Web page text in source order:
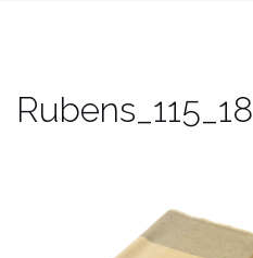
Rubens_115_18